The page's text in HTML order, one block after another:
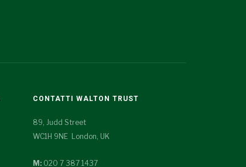
CONTATTI WALTON TRUST
89, Judd Street
WC1H 9NE London, UK
M:020 7 387 1437